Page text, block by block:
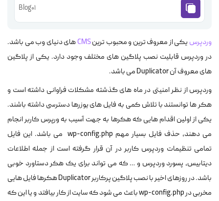
Blog01
وردپرس یکی از معروف ترین و محبوب ترینCMSهای دنیای وب می باشد.
در وردپرس قابلیت نصب پلاگین های مختلف وجود دارد. یکی از پلاگین
های معروف آن Duplicator می باشد.
وردپرس از نظر امنیتی در ماه های گذشته مشکلات فراوانی داشته است و
هکر ها توانستند با تلاش کمی به فایل های یوزرها دسترسی داشته باشند.
یکی از اولین اقدام هایی که هکرها به جهت آسیب به ورپرس کاربر انجام
می دهند، حذف فایل بسیار مهم wp-config.php می باشد. این فایل
تمامی تنظیمات وردپرس کاربر در آن قرار گرفته است از جمله اطلاعات
دیتابیس، پسورد وردپرس و … که می تواند برای یک هکر دستاورد خوبی
باشد. در روزهای اخیر با نصب پلاگین پرکاربر Duplicator هکرها فایل هایی
مخربی در wp-config.php باعث می شود که سایت از کار بیافتد و یا این که